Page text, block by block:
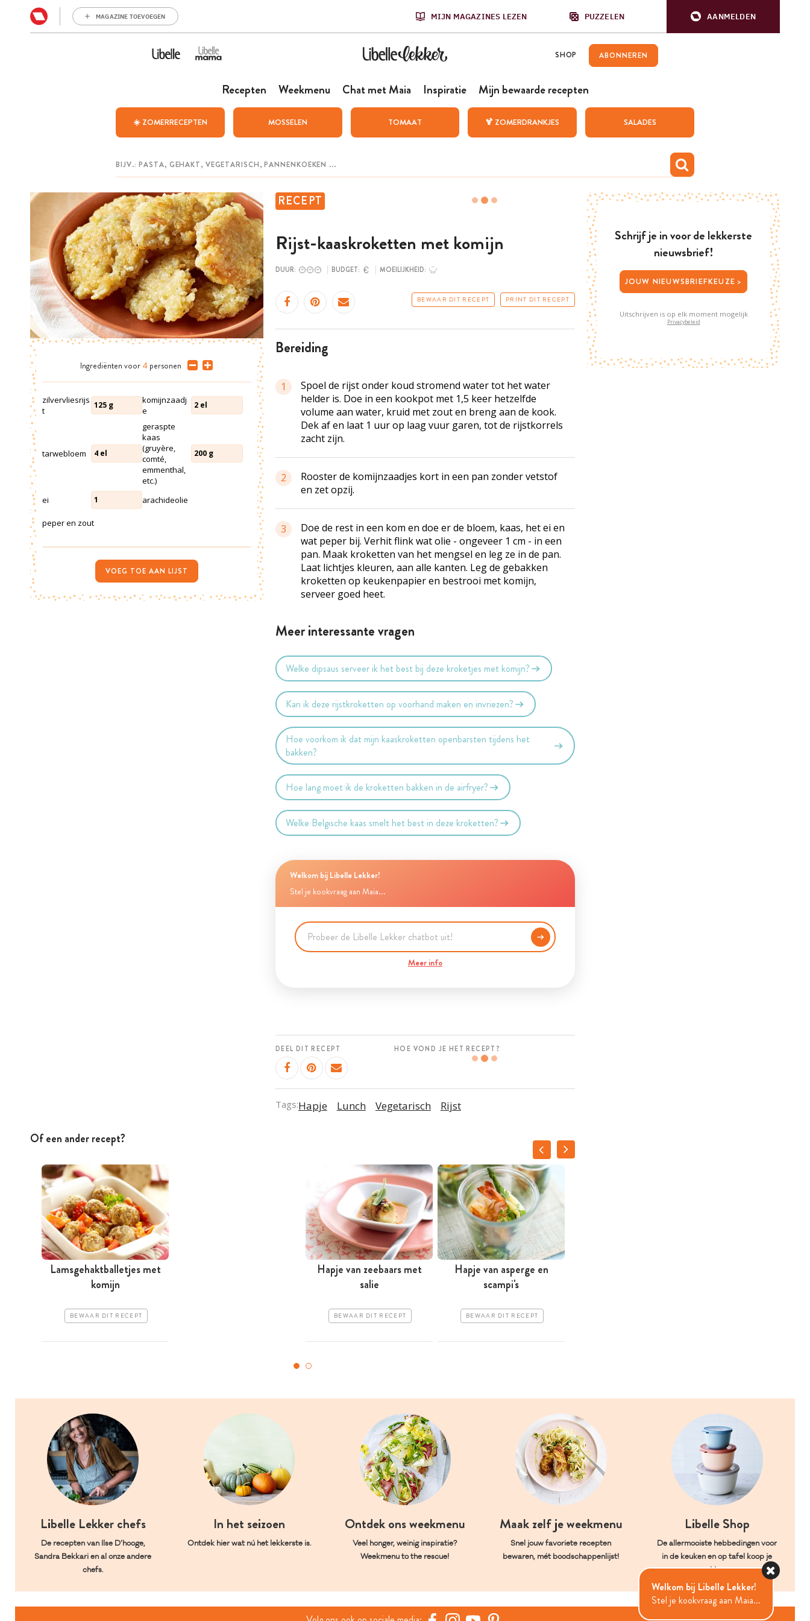
MAGAZINE TOEVOEGEN MIJN MAGAZINES LEZEN PUZZELEN AANMELDEN
SHOP ABONNEREN
Recepten Weekmenu Chat met Maia Inspiratie Mijn bewaarde recepten
☀️ ZOMERRECEPTEN MOSSELEN TOMAAT 🍹 ZOMERDRANKJES SALADES
RECEPT
Rijst-kaaskroketten met komijn
DUUR: BUDGET: MOEILIJKHEID:
BEWAAR DIT RECEPT PRINT DIT RECEPT
bereiding
1
Spoel de rijst onder koud stromend water tot het water
helder is. Doe in een kookpot met 1,5 keer hetzelfde
volume aan water, kruid met zout en breng aan de kook.
Dek af en laat 1 uur op laag vuur garen, tot de rijstkorrels
zacht zijn.
2
Rooster de komijnzaadjes kort in een pan zonder vetstof
en zet opzij.
3
Doe de rest in een kom en doe er de bloem, kaas, het ei en
wat peper bij. Verhit flink wat olie - ongeveer 1 cm - in een
pan. Maak kroketten van het mengsel en leg ze in de pan.
Laat lichtjes kleuren, aan alle kanten. Leg de gebakken
kroketten op keukenpapier en bestrooi met komijn,
serveer goed heet.
Meer interessante vragen
Welke dipsaus serveer ik het best bij deze kroketjes met komijn?
Kan ik deze rijstkroketten op voorhand maken en invriezen?
Hoe voorkom ik dat mijn kaaskroketten openbarsten tijdens het
bakken?
Hoe lang moet ik de kroketten bakken in de airfryer?
Welke Belgische kaas smelt het best in deze kroketten?
Welkom bij Libelle Lekker!
Stel je kookvraag aan Maia...
Meer info
DEEL DIT RECEPT HOE VOND JE HET RECEPT?
Tags:Hapje Lunch Vegetarisch Rijst
Ingrediënten voor 4 personen
zilvervliesrijs
t
125 g
komijnzaadj
e
2 el
tarwebloem 4 el
geraspte
kaas
(gruyère,
comté,
emmenthal,
etc.)
200 g
ei 1 arachideolie
peper en zout
VOEG TOE AAN LIJST
Of een ander recept?
Lamsgehaktballetjes met
komijn
BEWAAR DIT RECEPT
Hapje van zeebaars met
salie
BEWAAR DIT RECEPT
Hapje van asperge en
scampi's
BEWAAR DIT RECEPT
Schrijf je in voor de lekkerste
nieuwsbrief!
JOUW NIEUWSBRIEFKEUZE >
Uitschrijven is op elk moment mogelijk
Privacybeleid
Libelle Lekker chefs
De recepten van Ilse D’hooge,
Sandra Bekkari en al onze andere
chefs.
In het seizoen
Ontdek hier wat nú het lekkerste is.
Ontdek ons weekmenu
Veel honger, weinig inspiratie?
Weekmenu to the rescue!
Maak zelf je weekmenu
Snel jouw favoriete recepten
bewaren, mét boodschappenlijst!
Libelle Shop
De allermooiste hebbedingen voor
in de keuken en op tafel koop je
hier.
Welkom bij Libelle Lekker!
Stel je kookvraag aan Maia...